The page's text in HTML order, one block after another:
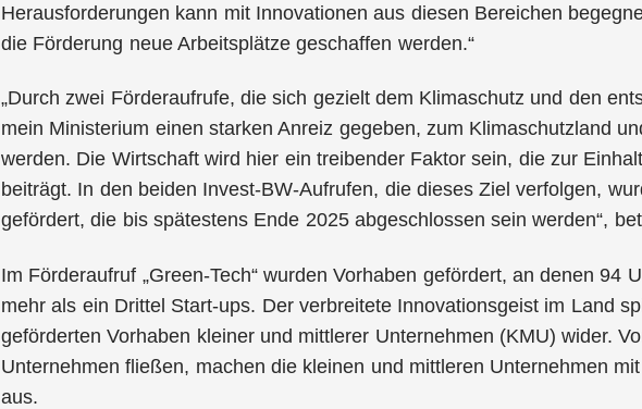
Herausforderungen kann mit Innovationen aus diesen Bereichen
die Förderung neue Arbeitsplätze geschaffen werden.“
„Durch zwei Förderaufrufe, die sich gezielt dem Klimaschutz und den
mein Ministerium einen starken Anreiz gegeben, zum Klimaschutzland
werden. Die Wirtschaft wird hier ein treibender Faktor sein, die zur
beiträgt. In den beiden Invest-BW-Aufrufen, die dieses Ziel verfolgen,
gefördert, die bis spätestens Ende 2025 abgeschlossen sein werden“,
Im Förderaufruf „Green-Tech“ wurden Vorhaben gefördert, an denen 94
mehr als ein Drittel Start-ups. Der verbreitete Innovationsgeist im Land
geförderten Vorhaben kleiner und mittlerer Unternehmen (KMU) wider.
Unternehmen fließen, machen die kleinen und mittleren Unternehmen
aus.